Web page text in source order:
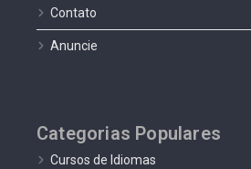
Contato
Anuncie
Categorias Populares
Cursos de Idiomas